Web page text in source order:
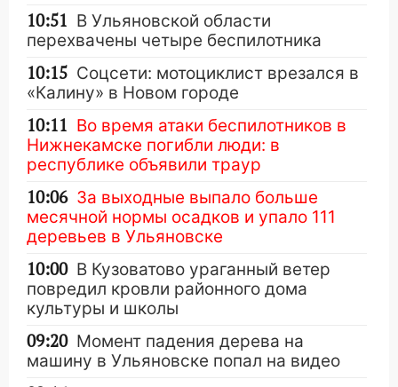
10:51 В Ульяновской области
перехвачены четыре беспилотника
10:15 Соцсети: мотоциклист врезался в
«Калину» в Новом городе
10:11 Во время атаки беспилотников в
Нижнекамске погибли люди: в
республике объявили траур
10:06 За выходные выпало больше
месячной нормы осадков и упало 111
деревьев в Ульяновске
10:00 В Кузоватово ураганный ветер
повредил кровли районного дома
культуры и школы
09:20 Момент падения дерева на
машину в Ульяновске попал на видео